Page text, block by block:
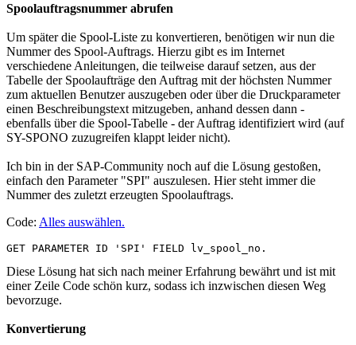
Spoolauftragsnummer abrufen
Um später die Spool-Liste zu konvertieren, benötigen wir nun die
Nummer des Spool-Auftrags. Hierzu gibt es im Internet
verschiedene Anleitungen, die teilweise darauf setzen, aus der
Tabelle der Spoolaufträge den Auftrag mit der höchsten Nummer
zum aktuellen Benutzer auszugeben oder über die Druckparameter
einen Beschreibungstext mitzugeben, anhand dessen dann -
ebenfalls über die Spool-Tabelle - der Auftrag identifiziert wird (auf
SY-SPONO zuzugreifen klappt leider nicht).
Ich bin in der SAP-Community noch auf die Lösung gestoßen,
einfach den Parameter "SPI" auszulesen. Hier steht immer die
Nummer des zuletzt erzeugten Spoolauftrags.
Code: Alles auswählen.
Diese Lösung hat sich nach meiner Erfahrung bewährt und ist mit
einer Zeile Code schön kurz, sodass ich inzwischen diesen Weg
bevorzuge.
Konvertierung